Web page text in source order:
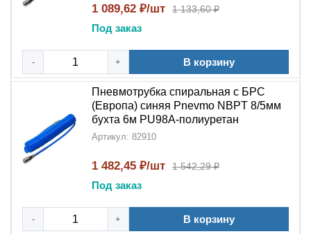
Оснащение:быстроразъёмное соединение
для удобного монтажа
Благодаряполиуретановой
гибкость в широком температурном диапазоне и
устойчива к механическим повреждениям.
Применение пневмотрубки NBPT PU98A
Пневмотрубка спиральная с БРС NBPT PU98A
широко используется в:
Промышленныхсистемах подготовки воздуха
Пневматическом инструменте и оборудовании
Автоматизированных производственных линиях
1 089,62 ₽/шт 1 133,60 ₽
Под заказ
- + В корзину
Пневмотрубка спиральная с БРС
(Европа) синяя Pnevmo NBPT 8/5мм
бухта 6м PU98A-полиуретан
Артикул: 82910
1 482,45 ₽/шт 1 542,29 ₽
Под заказ
- + В корзину